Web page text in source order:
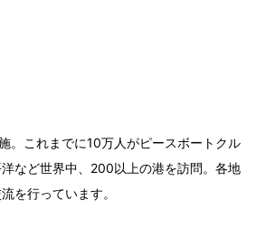
。これまでに10万人がピースボートクル
など世界中、200以上の港を訪問。各地
を行っています。